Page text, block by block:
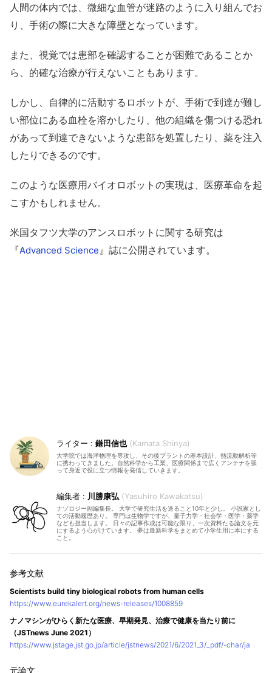
人間の体内では、微細な血管が迷路のように入り組んでお
り、手術の際に大きな障壁となっています。
また、視覚では患部を確認することが困難であることか
ら、的確な治療が行えないこともあります。
しかし、自律的に活動するロボットが、手術で到達が難し
い部位にある血栓を溶かしたり、他の組織を傷つける恐れ
があって到達できないような患部を処置したり、薬を注入
したりできるのです。
このような医療用バイオロボットの実現は、医療革命を起
こすかもしれません。
米国タフツ大学のアンスロボットに関する研究は
『Advanced Science 』誌に公開されています。
鎌田信也 Kamata Shinya
大学院では海洋物理を専攻し、その後プラントの基本設計、熱流動解析等
に携わってきました。自然科学から工業、医療関係まで広くアンテナを張
って身近で役に立つ情報を発信していきます。
川勝康弘 Yasuhiro Kawakatsu
ナゾロジー副編集長。 大学で研究生活を送ること10年と少し。 小説家とし
ての活動履歴あり。 専門は生物学ですが、量子力学・社会学・医学・薬学
なども担当します。 日々の記事作成は可能な限り、一次資料たる論文を元
にするよう心がけています。 夢は最新科学をまとめて小学生用に本にする
こと。
Scientists build tiny biological robots from human cells
https://www.eurekalert.org/news-releases/1008859
ナノマシンがひらく新たな医療、早期発見、治療で健康を当たり前に
（JSTnews June 2021）
https://www.jstage.jst.go.jp/article/jstnews/2021/6/2021_3/_pdf/-char/ja